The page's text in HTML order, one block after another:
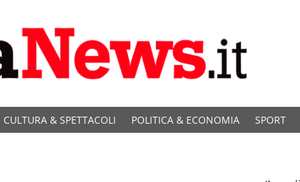
CULTURA & SPETTACOLI POLITICA & ECONOMIA SPORT